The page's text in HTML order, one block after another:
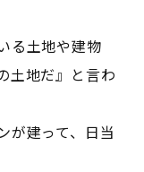
る土地や建物
土地だ』と言わ
が建って、日当